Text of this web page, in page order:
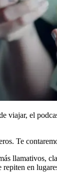
viajar, el
Te
llamativos,
en